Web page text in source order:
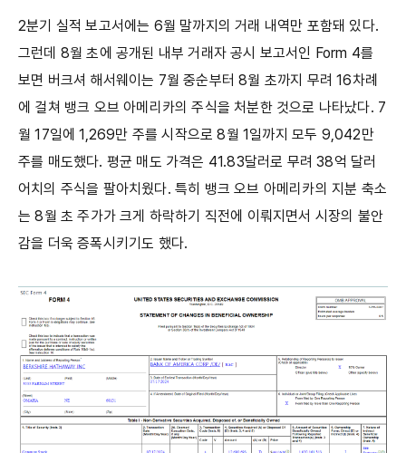
2분기 실적 보고서에는 6월 말까지의 거래 내역만 포함돼 있다.
그런데 8월 초에 공개된 내부 거래자 공시 보고서인 Form 4를
보면 버크셔 해서웨이는 7월 중순부터 8월 초까지 무려 16차례
에 걸쳐 뱅크 오브 아메리카의 주식을 처분한 것으로 나타났다. 7
월 17일에 1,269만 주를 시작으로 8월 1일까지 모두 9,042만
주를 매도했다. 평균 매도 가격은 41.83달러로 무려 38억 달러
어치의 주식을 팔아치웠다. 특히 뱅크 오브 아메리카의 지분 축소
는 8월 초 주가가 크게 하락하기 직전에 이뤄지면서 시장의 불안
감을 더욱 증폭시키기도 했다.